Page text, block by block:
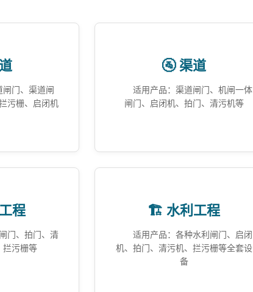
门、渠道闸
污栅、启闭机
🚰 渠道
适用产品：渠道闸门、机闸一体
闸门、启闭机、拍门、清污机等
程
门、拍门、清
拦污栅等
🏗️ 水利工程
适用产品：各种水利闸门、启闭
机、拍门、清污机、拦污栅等全套设
备